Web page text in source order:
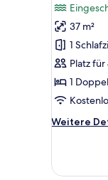
für
Premier
Family
Side
Sea
anzeigen
37 m²
1
Platz
1
Weitere
Weitere
Family